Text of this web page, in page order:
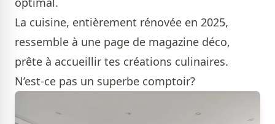
La cuisine, entièrement rénovée en 2025,
ressemble à une page de magazine déco,
prête à accueillir tes créations culinaires.
N’est-ce pas un superbe comptoir?